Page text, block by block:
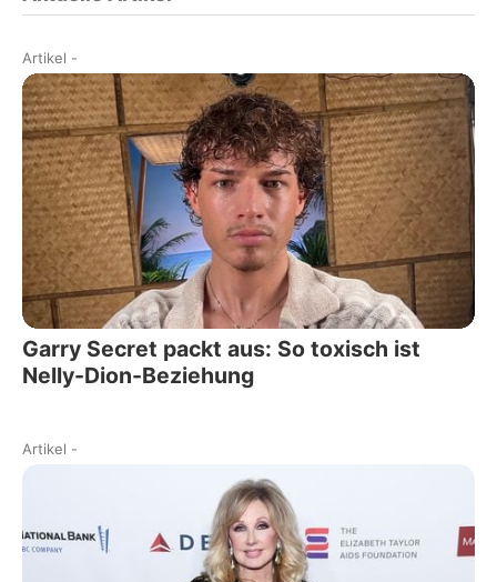
Artikel -
Garry Secret packt aus: So toxisch ist
Nelly-Dion-Beziehung
Artikel -